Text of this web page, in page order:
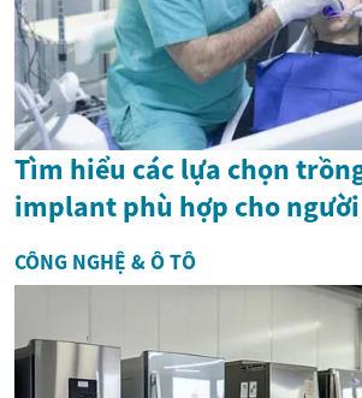
Tìm hiểu các lựa chọn
implant phù hợp cho
CÔNG NGHỆ & Ô TÔ